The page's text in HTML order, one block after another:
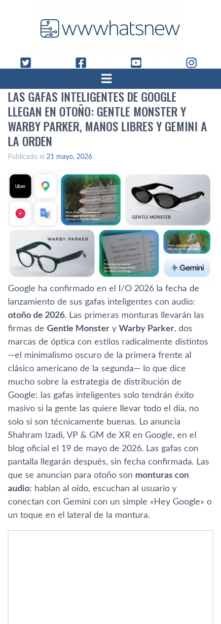
LAS GAFAS INTELIGENTES DE GOOGLE
LLEGAN EN OTOÑO: GENTLE MONSTER Y
WARBY PARKER, MANOS LIBRES Y GEMINI A
LA ORDEN
Publicado el 21 mayo, 2026
Google ha confirmado en el I/O 2026 la fecha de
lanzamiento de sus gafas inteligentes con audio:
otoño de 2026. Las primeras monturas llevarán las
firmas de Gentle Monster y Warby Parker, dos
marcas de óptica con estilos radicalmente distintos
—el minimalismo oscuro de la primera frente al
clásico americano de la segunda— lo que dice
mucho sobre la estrategia de distribución de
Google: las gafas inteligentes solo tendrán éxito
masivo si la gente las quiere llevar todo el día, no
solo si son técnicamente buenas. Lo anuncia
Shahram Izadi, VP & GM de XR en Google, en el
blog oficial el 19 de mayo de 2026. Las gafas con
pantalla llegarán después, sin fecha confirmada. Las
que se anuncian para otoño son monturas con
audio: hablan al oído, escuchan al usuario y
conectan con Gemini con un simple «Hey Google» o
un toque en el lateral de la montura.